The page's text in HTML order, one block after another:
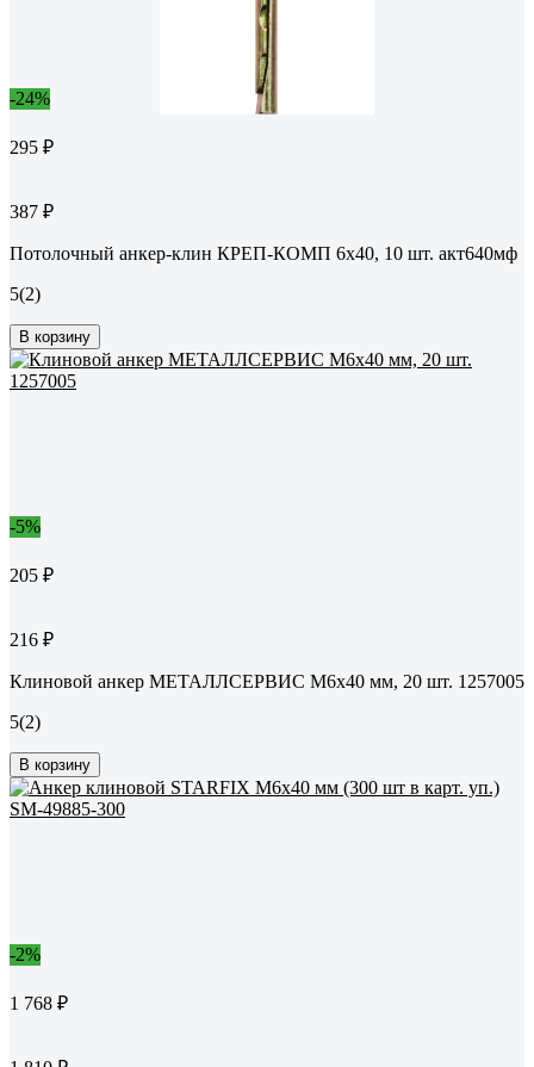
-24%
295 ₽
387 ₽
Потолочный анкер-клин КРЕП-КОМП 6х40, 10 шт. акт640мф
5(2)
В корзину
-5%
205 ₽
216 ₽
Клиновой анкер МЕТАЛЛСЕРВИС М6x40 мм, 20 шт. 1257005
5(2)
В корзину
-2%
1 768 ₽